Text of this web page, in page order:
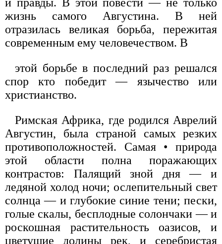
жизнь самого Августина. В ней
отразилась великая борьба, пережитая
современным ему человечеством. В
этой борьбе в последний раз решался
спор кто победит — язычество или
христианство.
Римская Африка, где родился Аврелий
Августин, была страной самых резких
противоположностей. Самая • природа
этой области полна поражающих
контрастов: Палящий зной дня — и
ледяной холод ночи; ослепительный свет
солнца — и глубокие синие тени; пески,
голые скалы, бесплодные солончаки — и
роскошная растительность оазисов, и
цветущие долины рек, и серебристая